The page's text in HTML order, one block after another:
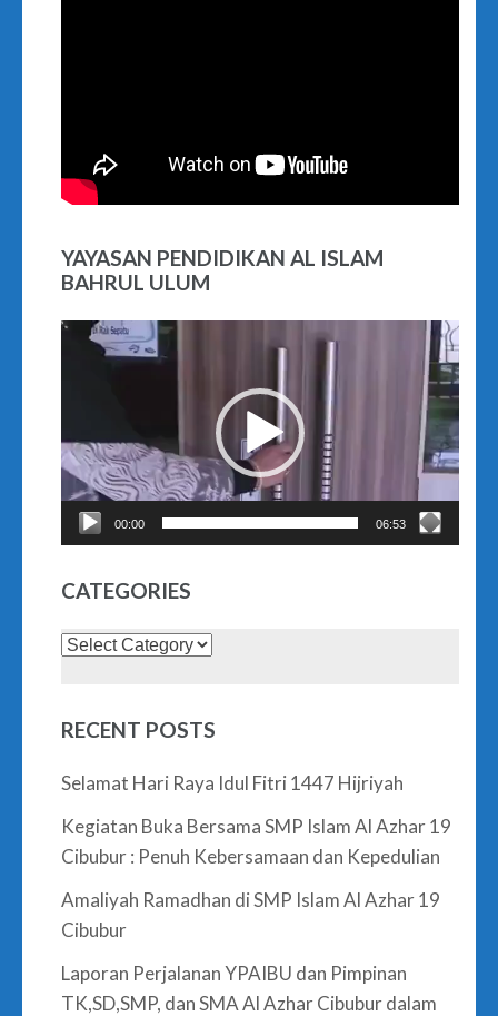
YAYASAN PENDIDIKAN AL ISLAM
BAHRUL ULUM
Video
Player
00:00 06:53
CATEGORIES
Categories
RECENT POSTS
Selamat Hari Raya Idul Fitri 1447 Hijriyah
Kegiatan Buka Bersama SMP Islam Al Azhar 19
Cibubur : Penuh Kebersamaan dan Kepedulian
Amaliyah Ramadhan di SMP Islam Al Azhar 19
Cibubur
Laporan Perjalanan YPAIBU dan Pimpinan
TK,SD,SMP, dan SMA Al Azhar Cibubur dalam